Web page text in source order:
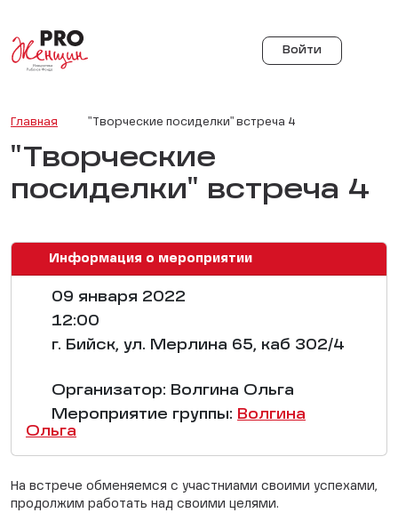
Войти
Главная "Творческие посиделки" встреча 4
"Творческие
посиделки" встреча 4
Информация о мероприятии
09 января 2022
12:00
г. Бийск, ул. Мерлина 65, каб 302/4
Организатор: Волгина Ольга
Мероприятие группы: Волгина
Ольга
На встрече обменяемся с участниами своими успехами,
продолжим работать над своими целями.